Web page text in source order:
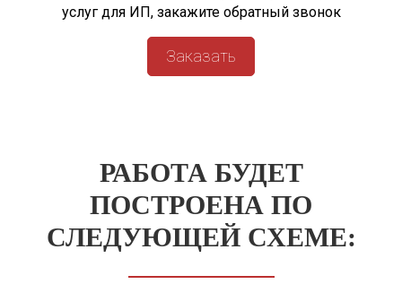
услуг для ИП, закажите обратный звонок
Заказать
РАБОТА БУДЕТ
ПОСТРОЕНА ПО
СЛЕДУЮЩЕЙ СХЕМЕ: